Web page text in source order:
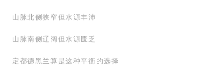
山脉北侧狭窄但水源丰沛
山脉南侧辽阔但水源匮乏
定都德黑兰算是这种平衡的选择